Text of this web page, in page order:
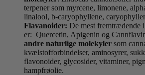
terpener som myrcene, limonene,
linalool, b-caryophyllene,
Flavanoider: De mest fremtrædende
er: Quercetin, Apigenin og
andre naturlige molekyler som
kvælstofforbindelser, aminosyrer,
flavonoider, glycosider, vitaminer,
hampfrøolie.